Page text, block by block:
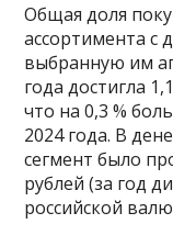
Общая доля
ассортимента с
выбранную им
года достигла
что на 0,3 %
2024 года. В
сегмент было
рублей (за год
российской